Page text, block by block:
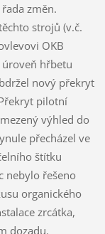
změn.
strojů (v.č.
OKB
hřbetu
nový překryt
pilotní
výhled do
přecházel ve
štítku
nebylo řešeno
organického
zrcátka,
dozadu.